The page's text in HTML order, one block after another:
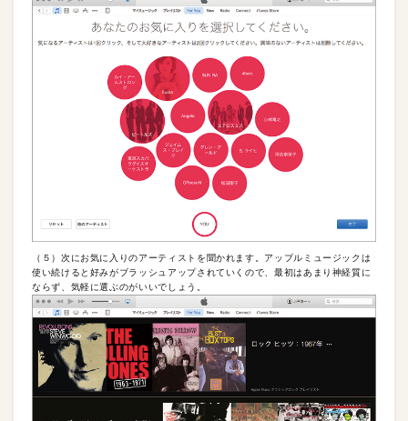
（５）次にお気に入りのアーティストを聞かれます。アップルミュージックは
使い続けると好みがブラッシュアップされていくので、最初はあまり神経質に
ならず、気軽に選ぶのがいいでしょう。